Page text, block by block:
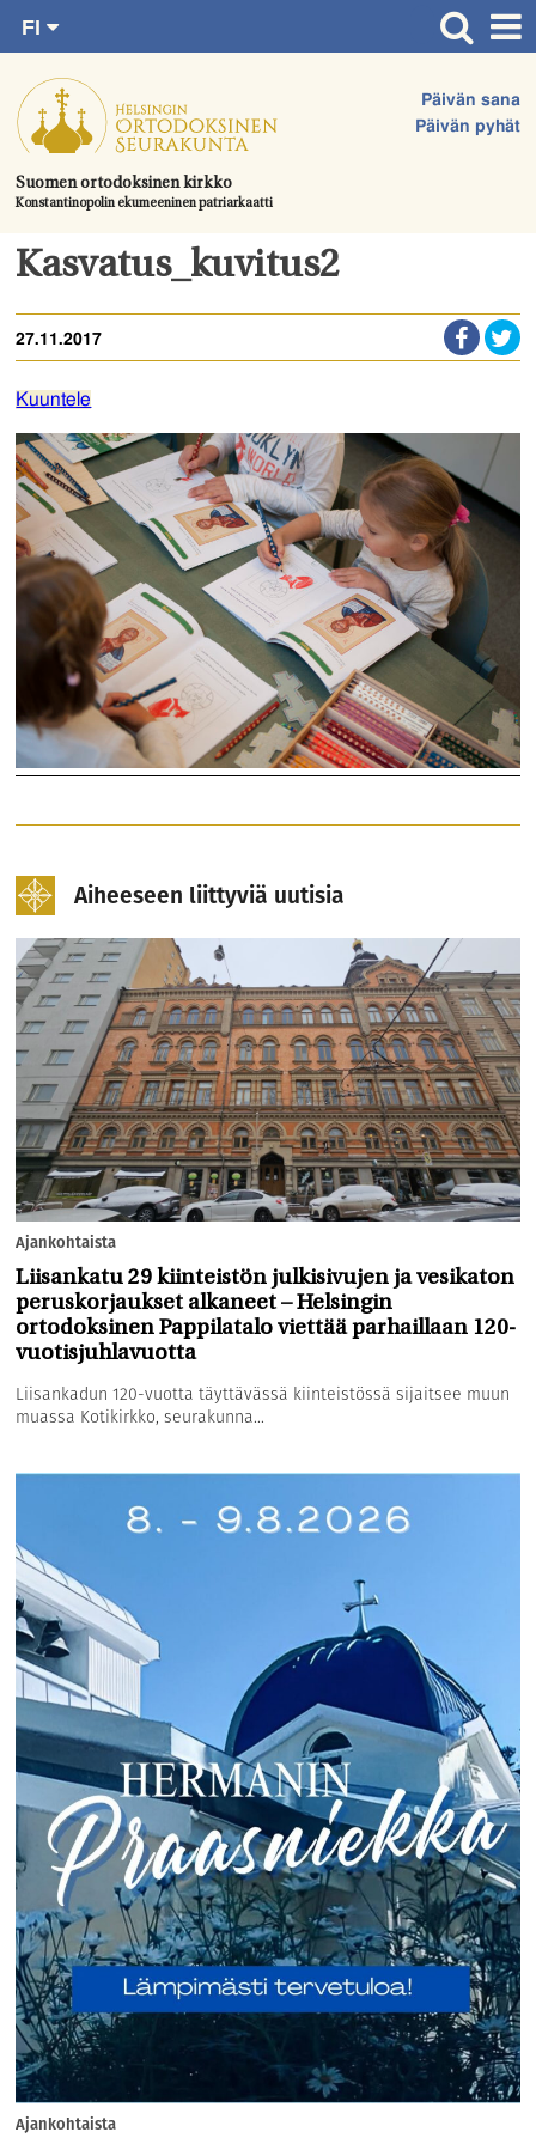
suoraan
sisältöön.
Suomen ortodoksinen kirkko
Konstantinopolin ekumeeninen patriarkaatti
Päivän sana
Päivän pyhät
FI
SV
EN
UA
Etusivu
Ajankohtaista
Juhlat & toimitukset
Kirkot
Tule mukaan
Hautausmaa
Yhteystiedot
Kasvatus_kuvitus2
27.11.2017
Kuuntele
Aiheeseen liittyviä uutisia
Ajankohtaista
Liisankatu 29 kiinteistön julkisivujen ja vesikaton
peruskorjaukset alkaneet – Helsingin
ortodoksinen Pappilatalo viettää parhaillaan 120-
vuotisjuhlavuotta
Liisankadun 120-vuotta täyttävässä kiinteistössä sijaitsee muun
muassa Kotikirkko, seurakunna...
Ajankohtaista